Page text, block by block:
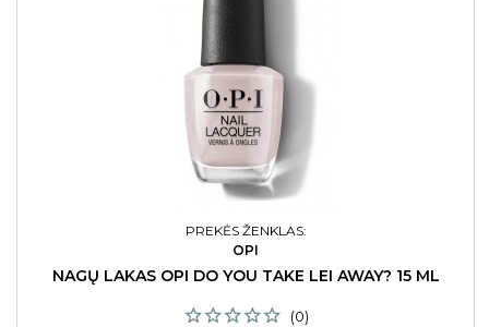
PREKĖS ŽENKLAS:
OPI
NAGŲ LAKAS OPI DO YOU TAKE LEI AWAY? 15 ML
(0)